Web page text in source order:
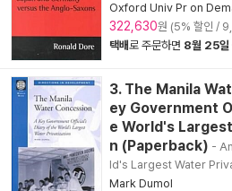
Oxford Univ Pr on
322,630원 (5% 할인 /
택배로 주문하면 8월 25일
3. The Manila
ey Government
e World's
n (Paperback) -
ld's Largest Water
Mark Dumol